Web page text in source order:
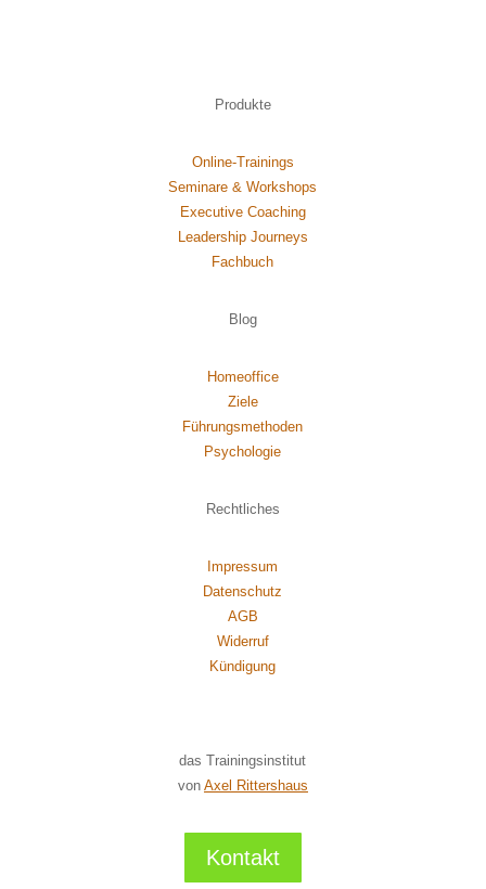
Produkte
Online-Trainings
Seminare & Workshops
Executive Coaching
Leadership Journeys
Fachbuch
Blog
Homeoffice
Ziele
Führungsmethoden
Psychologie
Rechtliches
Impressum
Datenschutz
AGB
Widerruf
Kündigung
das Trainingsinstitut
von Axel Rittershaus
Kontakt